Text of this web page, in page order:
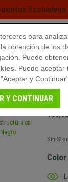
Sin
para
obtención de los
Puede
. Puede aceptar
y
Y CONTINUAR